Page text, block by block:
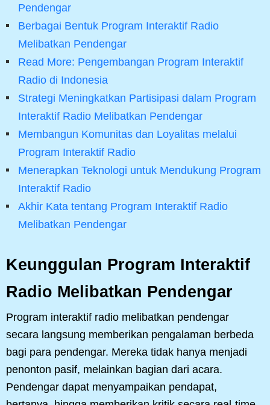
Pendengar
Berbagai Bentuk Program Interaktif Radio
Melibatkan Pendengar
Read More: Pengembangan Program Interaktif
Radio di Indonesia
Strategi Meningkatkan Partisipasi dalam Program
Interaktif Radio Melibatkan Pendengar
Membangun Komunitas dan Loyalitas melalui
Program Interaktif Radio
Menerapkan Teknologi untuk Mendukung Program
Interaktif Radio
Akhir Kata tentang Program Interaktif Radio
Melibatkan Pendengar
Keunggulan Program Interaktif
Radio Melibatkan Pendengar
Program interaktif radio melibatkan pendengar
secara langsung memberikan pengalaman berbeda
bagi para pendengar. Mereka tidak hanya menjadi
penonton pasif, melainkan bagian dari acara.
Pendengar dapat menyampaikan pendapat,